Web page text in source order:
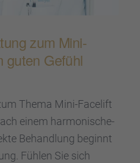
zum Mini-
guten Gefühl
Thema Mini-Facelift
einem harmo­ni­sche­
Behand­lung beginnt
Fühlen Sie sich